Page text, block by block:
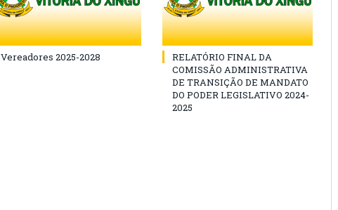
Vereadores 2025-2028
RELATÓRIO FINAL DA
COMISSÃO ADMINISTRATIVA
DE TRANSIÇÃO DE MANDATO
DO PODER LEGISLATIVO 2024-
2025